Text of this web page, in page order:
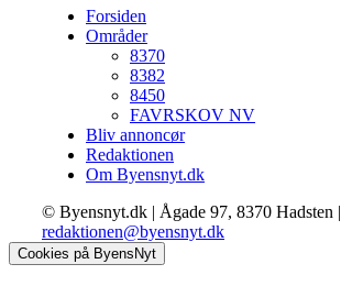
Forsiden
Områder
8370
8382
8450
FAVRSKOV NV
Bliv annoncør
Redaktionen
Om Byensnyt.dk
© Byensnyt.dk | Ågade 97, 8370 Hadsten |
redaktionen@byensnyt.dk
Cookies på ByensNyt